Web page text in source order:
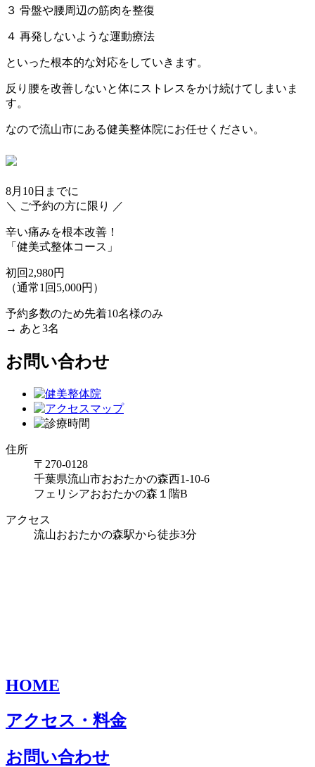
３ 骨盤や腰周辺の筋肉を整復
４ 再発しないような運動療法
といった根本的な対応をしていきます。
反り腰を改善しないと体にストレスをかけ続けてしまいま
す。
なので流山市にある健美整体院にお任せください。
8月10日 までに
＼ ご予約の方に限り ／
辛い痛みを根本改善！
「健美式整体コース」
初回2,980円
（通常1回5,000円）
予約多数のため先着10名様のみ
→ あと3名
お問い合わせ
住所
〒270-0128
千葉県流山市おおたかの森西1-10-6
フェリシアおおたかの森１階B
アクセス
流山おおたかの森駅から徒歩3分
HOME
アクセス・料金
お問い合わせ